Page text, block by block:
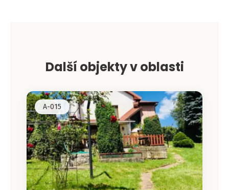
Další objekty v oblasti
A-015